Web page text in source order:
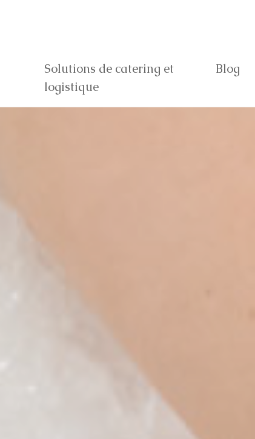
Solutions de catering et
logistique
Blog